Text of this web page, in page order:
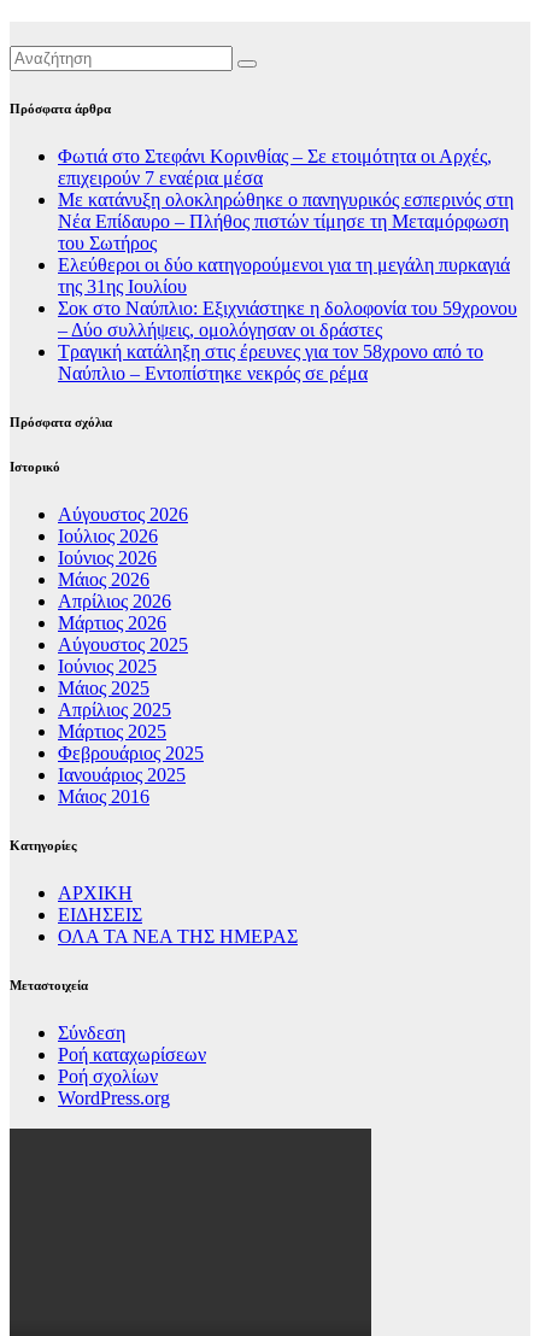
Πρόσφατα άρθρα
Φωτιά στο Στεφάνι Κορινθίας – Σε ετοιμότητα οι Αρχές,
επιχειρούν 7 εναέρια μέσα
Με κατάνυξη ολοκληρώθηκε ο πανηγυρικός εσπερινός στη
Νέα Επίδαυρο – Πλήθος πιστών τίμησε τη Μεταμόρφωση
του Σωτήρος
Ελεύθεροι οι δύο κατηγορούμενοι για τη μεγάλη πυρκαγιά
της 31ης Ιουλίου
Σοκ στο Ναύπλιο: Εξιχνιάστηκε η δολοφονία του 59χρονου
– Δύο συλλήψεις, ομολόγησαν οι δράστες
Τραγική κατάληξη στις έρευνες για τον 58χρονο από το
Ναύπλιο – Εντοπίστηκε νεκρός σε ρέμα
Πρόσφατα σχόλια
Ιστορικό
Αύγουστος 2026
Ιούλιος 2026
Ιούνιος 2026
Μάιος 2026
Απρίλιος 2026
Μάρτιος 2026
Αύγουστος 2025
Ιούνιος 2025
Μάιος 2025
Απρίλιος 2025
Μάρτιος 2025
Φεβρουάριος 2025
Ιανουάριος 2025
Μάιος 2016
Kατηγορίες
ΑΡΧΙΚΗ
ΕΙΔΗΣΕΙΣ
ΟΛΑ ΤΑ ΝΕΑ ΤΗΣ ΗΜΕΡΑΣ
Μεταστοιχεία
Σύνδεση
Ροή καταχωρίσεων
Ροή σχολίων
WordPress.org